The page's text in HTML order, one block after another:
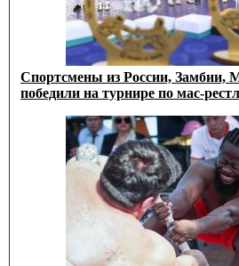
Спортсмены из России, Замбии,
победили на турнире по мас-